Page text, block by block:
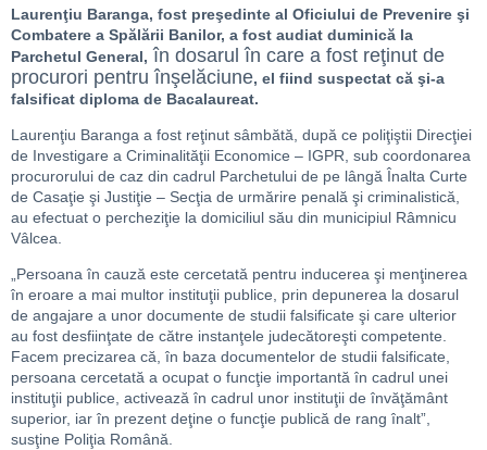
Laurenţiu Baranga, fost preşedinte al Oficiului de Prevenire şi
Combatere a Spălării Banilor, a fost audiat duminică la
Parchetul General, în dosarul în care a fost reţinut de
procurori pentru înşelăciune, el fiind suspectat că şi-a
falsificat diploma de Bacalaureat.
Laurenţiu Baranga a fost reţinut sâmbătă, după ce poliţiştii Direcţiei
de Investigare a Criminalităţii Economice – IGPR, sub coordonarea
procurorului de caz din cadrul Parchetului de pe lângă Înalta Curte
de Casaţie şi Justiţie – Secţia de urmărire penală şi criminalistică,
au efectuat o percheziţie la domiciliul său din municipiul Râmnicu
Vâlcea.
„Persoana în cauză este cercetată pentru inducerea şi menţinerea
în eroare a mai multor instituţii publice, prin depunerea la dosarul
de angajare a unor documente de studii falsificate şi care ulterior
au fost desfiinţate de către instanţele judecătoreşti competente.
Facem precizarea că, în baza documentelor de studii falsificate,
persoana cercetată a ocupat o funcţie importantă în cadrul unei
instituţii publice, activează în cadrul unor instituţii de învăţământ
superior, iar în prezent deţine o funcţie publică de rang înalt”,
susţine Poliţia Română.